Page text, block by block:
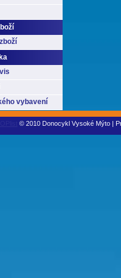
vybavení
© 2010 Donocykl Vysoké Mýto |